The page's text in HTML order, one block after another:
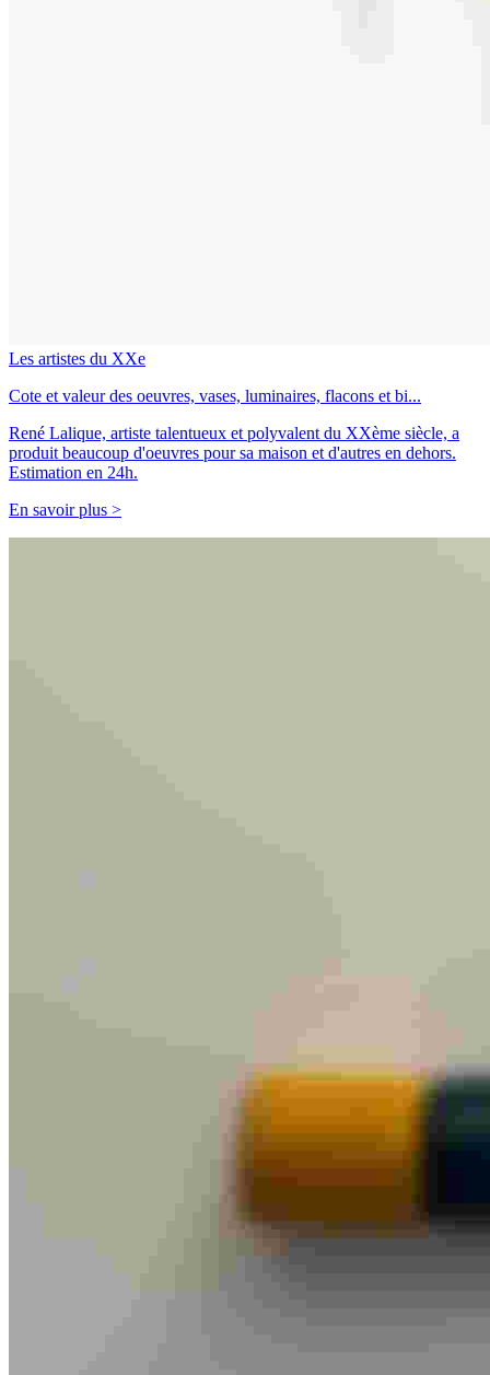
Les artistes du XXe
Cote et valeur des oeuvres, vases, luminaires, flacons et bi...
René Lalique, artiste talentueux et polyvalent du XXème siècle, a
produit beaucoup d'oeuvres pour sa maison et d'autres en dehors.
Estimation en 24h.
En savoir plus >